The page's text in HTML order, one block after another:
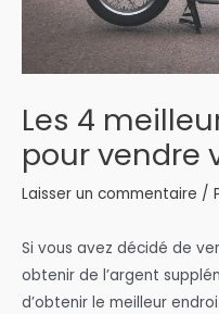
Les 4
pour vendre
Laisser un commentaire /
Si vous avez décidé de
obtenir de l’argent
d’obtenir le meilleur